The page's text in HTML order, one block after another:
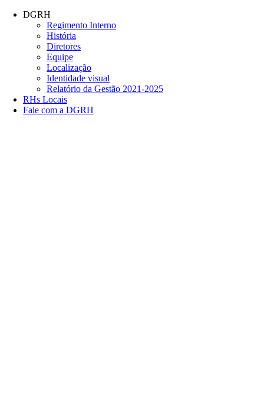
Conteúdo principal
DGRH
Regimento Interno
História
Diretores
Equipe
Localização
Identidade visual
Relatório da Gestão 2021-2025
RHs Locais
Fale com a DGRH